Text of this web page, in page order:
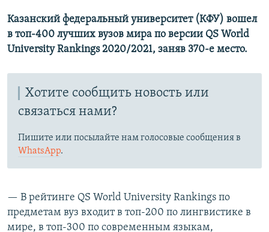
Все сайты РСЕ/РС
Казанский федеральный университет (КФУ) вошел
в топ-400 лучших вузов мира по версии QS World
University Rankings 2020/2021, заняв 370-е место.
Хотите сообщить новость или
связаться нами?
Пишите или посылайте нам голосовые сообщения в
WhatsApp.
— В рейтинге QS World University Rankings по
предметам вуз входит в топ-200 по лингвистике в
мире, в топ-300 по современным языкам,